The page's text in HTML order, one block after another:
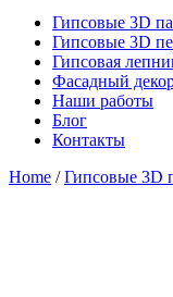
Гипсовые 3D
Гипсовые 3D
Гипсовая
Фасадный
Наши работы
Блог
Контакты
Home /Гипсовые 3D